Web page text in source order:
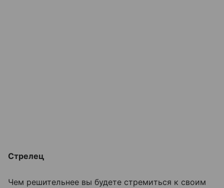
Стрелец
Чем решительнее вы будете стремиться к своим